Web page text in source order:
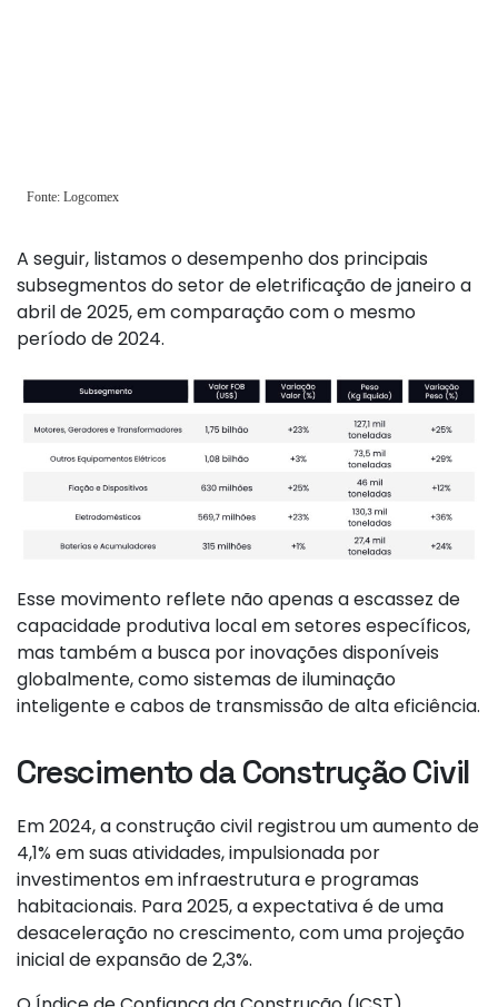
A seguir, listamos o desempenho dos principais
subsegmentos do setor de eletrificação de janeiro a
abril de 2025, em comparação com o mesmo
período de 2024.
Esse movimento reflete não apenas a escassez de
capacidade produtiva local em setores específicos,
mas também a busca por inovações disponíveis
globalmente, como sistemas de iluminação
inteligente e cabos de transmissão de alta eficiência.
Crescimento da Construção Civil
Em 2024, a construção civil registrou um aumento de
4,1% em suas atividades, impulsionada por
investimentos em infraestrutura e programas
habitacionais. Para 2025, a expectativa é de uma
desaceleração no crescimento, com uma projeção
inicial de expansão de 2,3%.